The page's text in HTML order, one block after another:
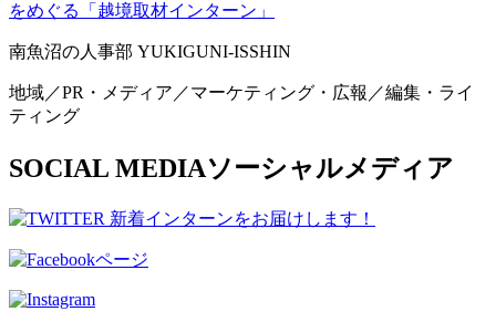
をめぐる「越境取材インターン」
南魚沼の人事部 YUKIGUNI-ISSHIN
地域／PR・メディア／マーケティング・広報／編集・ライ
ティング
SOCIAL MEDIAソーシャルメディア